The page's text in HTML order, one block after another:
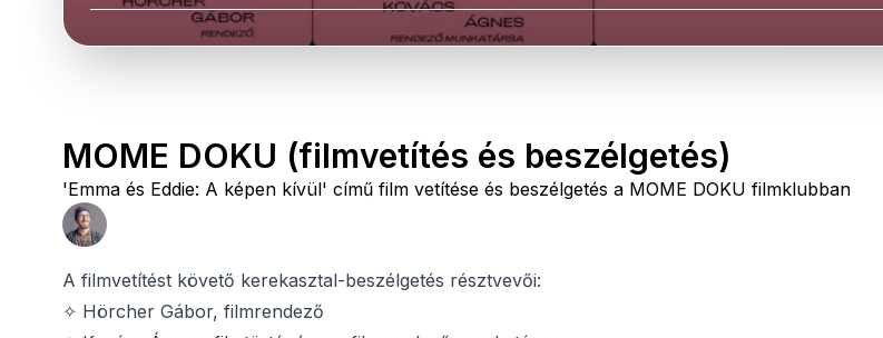
MOME DOKU (filmvetítés és beszélgetés)
'Emma és Eddie: A képen kívül' című film vetítése és beszélgetés a MOME DOKU filmklubban
A filmvetítést követő kerekasztal-beszélgetés résztvevői:
✧ Hörcher Gábor, filmrendező